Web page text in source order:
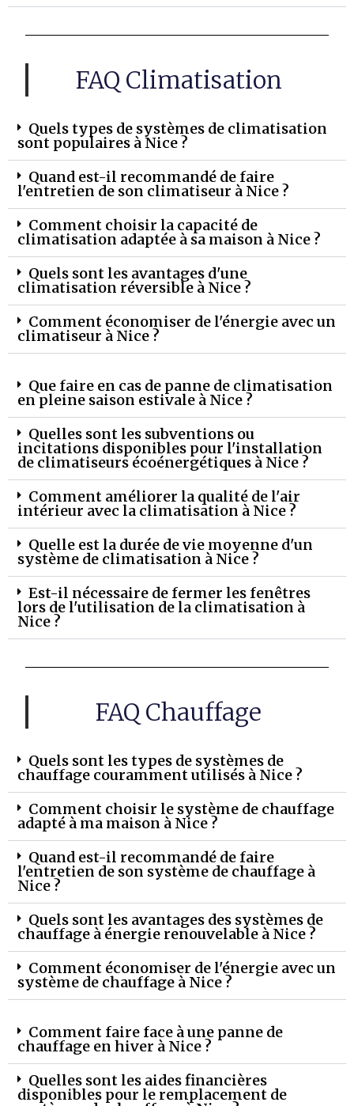
FAQ Climatisation
Quels types de systèmes de climatisation
sont populaires à Nice ?
Quand est-il recommandé de faire
l'entretien de son climatiseur à Nice ?
Comment choisir la capacité de
climatisation adaptée à sa maison à Nice ?
Quels sont les avantages d'une
climatisation réversible à Nice ?
Comment économiser de l'énergie avec un
climatiseur à Nice ?
Que faire en cas de panne de climatisation
en pleine saison estivale à Nice ?
Quelles sont les subventions ou
incitations disponibles pour l'installation
de climatiseurs écoénergétiques à Nice ?
Comment améliorer la qualité de l'air
intérieur avec la climatisation à Nice ?
Quelle est la durée de vie moyenne d'un
système de climatisation à Nice ?
Est-il nécessaire de fermer les fenêtres
lors de l'utilisation de la climatisation à
Nice ?
FAQ Chauffage
Quels sont les types de systèmes de
chauffage couramment utilisés à Nice ?
Comment choisir le système de chauffage
adapté à ma maison à Nice ?
Quand est-il recommandé de faire
l'entretien de son système de chauffage à
Nice ?
Quels sont les avantages des systèmes de
chauffage à énergie renouvelable à Nice ?
Comment économiser de l'énergie avec un
système de chauffage à Nice ?
Comment faire face à une panne de
chauffage en hiver à Nice ?
Quelles sont les aides financières
disponibles pour le remplacement de